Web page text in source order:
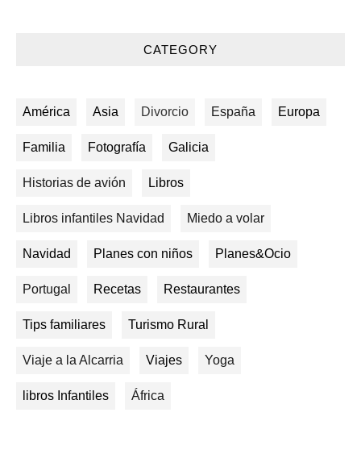
CATEGORY
América Asia Divorcio España Europa
Familia Fotografía Galicia
Historias de avión Libros
Libros infantiles Navidad Miedo a volar
Navidad Planes con niños Planes&Ocio
Portugal Recetas Restaurantes
Tips familiares Turismo Rural
Viaje a la Alcarria Viajes Yoga
libros Infantiles África